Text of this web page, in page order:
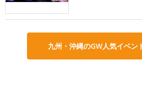
九州・沖縄のGW人気イベン